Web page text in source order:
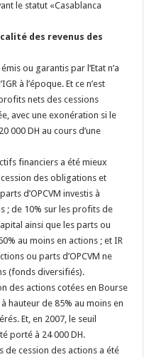
le statut «Casablanca
des revenus des
ou garantis par l’Etat n’a
à l’époque. Et ce n’est
nets des cessions
avec une exonération si le
000 DH au cours d’une
financiers a été mieux
des obligations et
d’OPCVM investis à
; de 10% sur les profits de
ainsi que les parts ou
au moins en actions ; et IR
ou parts d’OPCVM ne
(fonds diversifiés).
des actions cotées en Bourse
hauteur de 85% au moins en
Et, en 2007, le seuil
porté à 24 000 DH.
de cession des actions a été